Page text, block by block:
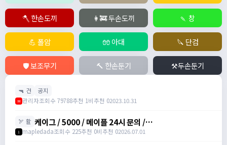
🪓 한손도끼 👩‍🚒 두손도끼 🍡 창
💪 폴암 🧤 아대 🔪 단검
🛡️ 보조무기 🔨 한손둔기 ⚒️두손둔기
🔫 건 공지
M 관리자조회수 79788추천 1비추천 02023.10.31
🏹 활 케이그 / 5000 / 메이플 24시 문의 /
https://www.maplehub.co.kr/
1 mapledada조회수 225추천 0비추천 02026.07.01